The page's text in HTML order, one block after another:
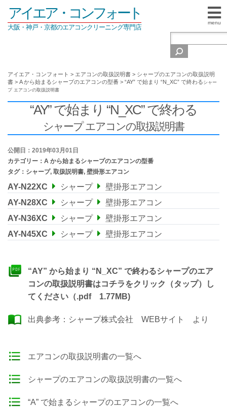
menu
アイエア・コンフォート
大阪・神戸・京都のエアコンクリーニング専門店
アイエア・コンフォート > エアコンの取扱説明書 > シャープのエアコンの取扱説明
書 > A から始まるシャープのエアコンの型番 > “AY” で始まり “N_XC” で終わる シャー
プ エアコンの取扱説明書
“AY” で始まり “N_XC” で終わる
シャープ エアコンの取扱説明書
公開日：2019年03月01日
カテゴリー： A から始まるシャープのエアコンの型番
タグ： シャープ, 取扱説明書, 壁掛形エアコン
AY-N22XC シャープ
壁掛形エアコン
AY-N28XC
シャープ
壁掛形エアコン
AY-N36XC
シャープ
壁掛形エアコン
AY-N45XC
シャープ 壁掛形エアコン
“AY” から始まり “N_XC” で終わるシャープのエア
コンの取扱説明書はコチラをクリック（タップ）し
てください（.pdf 1.77MB)
出典参考： シャープ株式会社 WEBサイト より
エアコンの取扱説明書の一覧へ
シャープのエアコンの取扱説明書の一覧へ
“A” で始まるシャープのエアコンの一覧へ